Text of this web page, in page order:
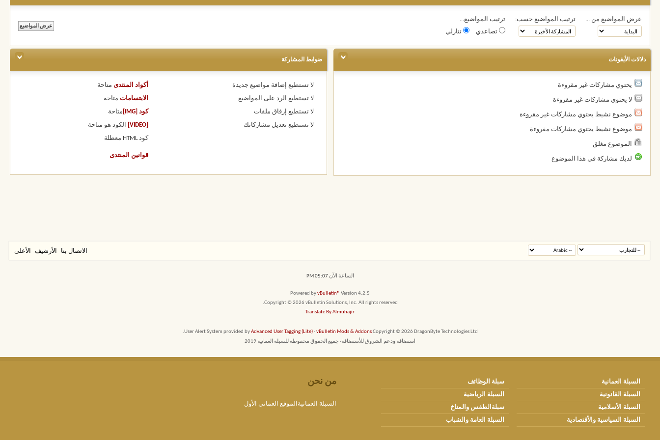
عرض المواضيع من ... ترتيب المواضيع حسب:
ترتيب المواضيع...
تصاعدي
تنازلي
دلالات الأيقونات
يحتوي مشاركات غير مقروءة
لا يحتوي مشاركات غير مقروءة
موضوع نشيط يحتوي مشاركات غير مقروءة
موضوع نشيط يحتوي مشاركات مقروءة
الموضوع مغلق
لديك مشاركة في هذا الموضوع
ضوابط المشاركة
لا تستطيع إضافة مواضيع جديدة
لا تستطيع الرد على المواضيع
لا تستطيع إرفاق ملفات
لا تستطيع تعديل مشاركاتك
أكواد المنتدى متاحة
الابتسامات متاحة
كود [IMG] متاحة
[VIDEO] الكود هو متاحة
كود HTML معطلة
قوانين المنتدى
الاتصال بنا الأرشيف الأعلى
الساعة الآن05:07 PM
Powered byvBulletin® Version 4.2.5
Copyright © 2026 vBulletin Solutions, Inc. All rights reserved.
Translate By Almuhajir
User Alert System provided byAdvanced User Tagging (Lite)-vBulletin Mods & AddonsCopyright © 2026 DragonByte Technologies Ltd.
استضافة ودعم الشروق للأستضافة- جميع الحقوق محفوظة للسبلة العمانية 2019
السبلة العمانية
سبلة الوظائف
السبلة القانونية
السبلة الرياضية
السبلة الأسلامية
سبلةالطقس والمناخ
السبلة السياسية والأقتصادية
السبلة العامة والشباب
من نحن
السبلة العمانيةالموقع العماني الأول